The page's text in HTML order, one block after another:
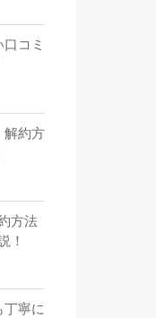
コミ
解約方
方法
！
丁寧に